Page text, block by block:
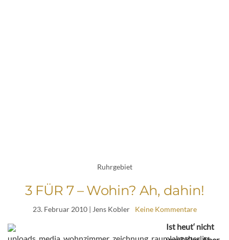
Ruhrgebiet
3 FÜR 7 – Wohin? Ah, dahin!
23. Februar 2010| Jens Kobler Keine Kommentare
Ist heut‘ nicht